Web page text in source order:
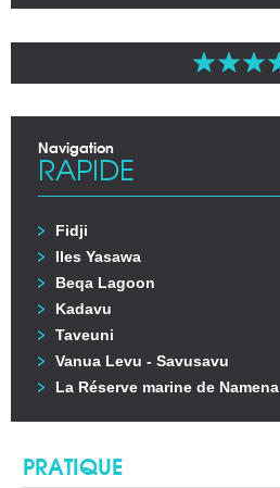
Navigation
RAPIDE
Fidji
Iles Yasawa
Beqa Lagoon
Kadavu
Taveuni
Vanua Levu - Savusavu
La Réserve marine de Namena
PRATIQUE